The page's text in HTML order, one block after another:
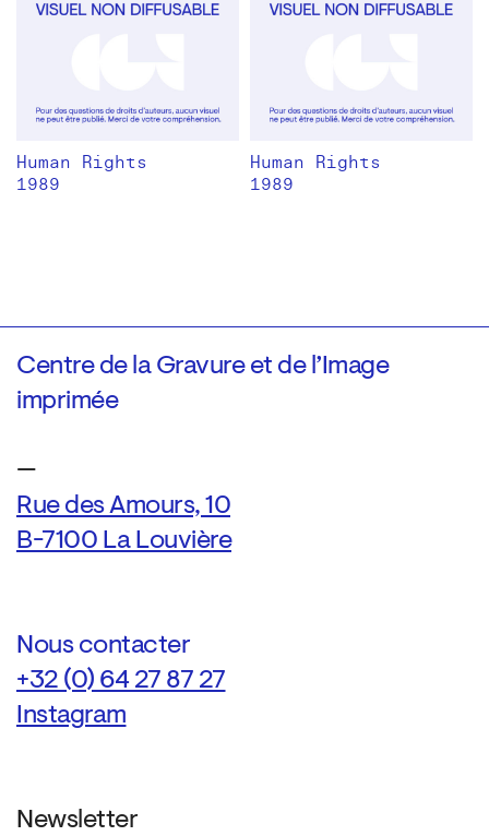
Human Rights
1989
Human Rights
1989
Centre de la Gravure et de l’Image
imprimée
—
Rue des Amours, 10
B-7100 La Louvière
Nous contacter
+32 (0) 64 27 87 27
Instagram
Newsletter